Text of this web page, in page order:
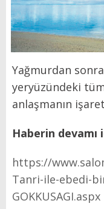
Yağmurdan sonra
yeryüzündeki
anlaşmanın
Haberin devamı
https://
Tanri-ile-ebedi-
GOKKUSAGI.aspx